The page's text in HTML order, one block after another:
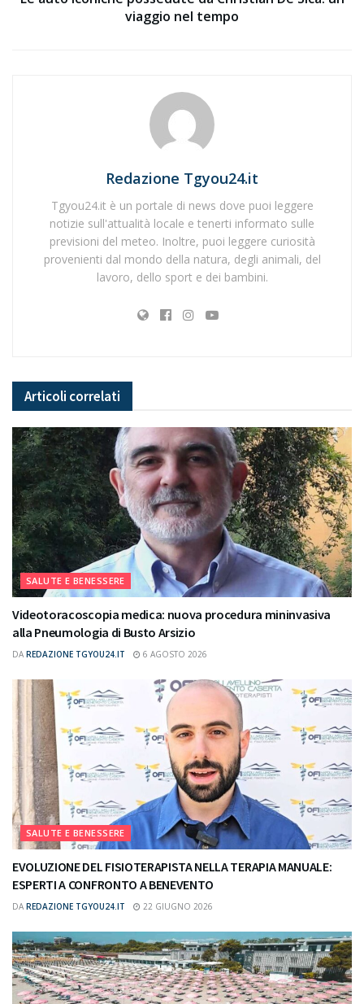
viaggio nel tempo
Redazione Tgyou24.it
Tgyou24.it è un portale di news dove puoi leggere
notizie sull'attualità locale e tenerti informato sulle
previsioni del meteo. Inoltre, puoi leggere curiosità
provenienti dal mondo della natura, degli animali, del
lavoro, dello sport e dei bambini.
Articoli correlati
SALUTE E BENESSERE
Videotoracoscopia medica: nuova procedura mininvasiva
alla Pneumologia di Busto Arsizio
DA REDAZIONE TGYOU24.IT 6 AGOSTO 2026
SALUTE E BENESSERE
EVOLUZIONE DEL FISIOTERAPISTA NELLA TERAPIA MANUALE:
ESPERTI A CONFRONTO A BENEVENTO
DA REDAZIONE TGYOU24.IT 22 GIUGNO 2026